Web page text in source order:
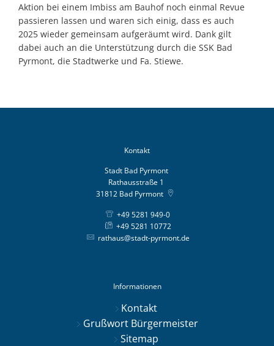
Aktion bei einem Imbiss am Bauhof noch einmal Revue
passieren lassen und waren sich einig, dass es auch
2025 wieder gemeinsam aufgeräumt wird. Dank gilt
dabei auch an die Unterstützung durch die SSK Bad
Pyrmont, die Stadtwerke und Fa. Stiewe.
Kontakt
Stadt Bad Pyrmont
Rathausstraße 1
31812 Bad Pyrmont
+49 5281 949-0
+49 5281 10772
rathaus@stadt-pyrmont.de
Informationen
Kontakt
Grußwort Bürgermeister
Sitemap